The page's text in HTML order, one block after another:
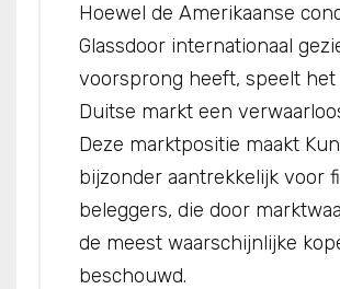
Hoewel de Amerikaanse
Glassdoor internationaal
voorsprong heeft, speelt het
Duitse markt een
Deze marktpositie maakt
bijzonder aantrekkelijk voor
beleggers, die door
de meest waarschijnlijke
beschouwd.